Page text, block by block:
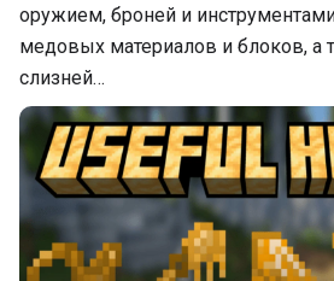
оружием, броней и
медовых материалов и блоков,
слизней…